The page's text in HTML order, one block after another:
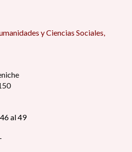
y Ciencias Sociales,
al 49